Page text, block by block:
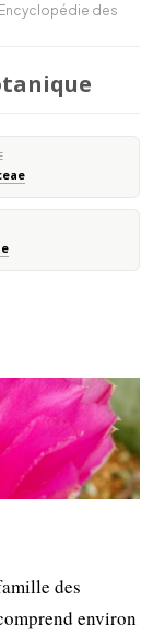
Encyclopédie des
des
environ